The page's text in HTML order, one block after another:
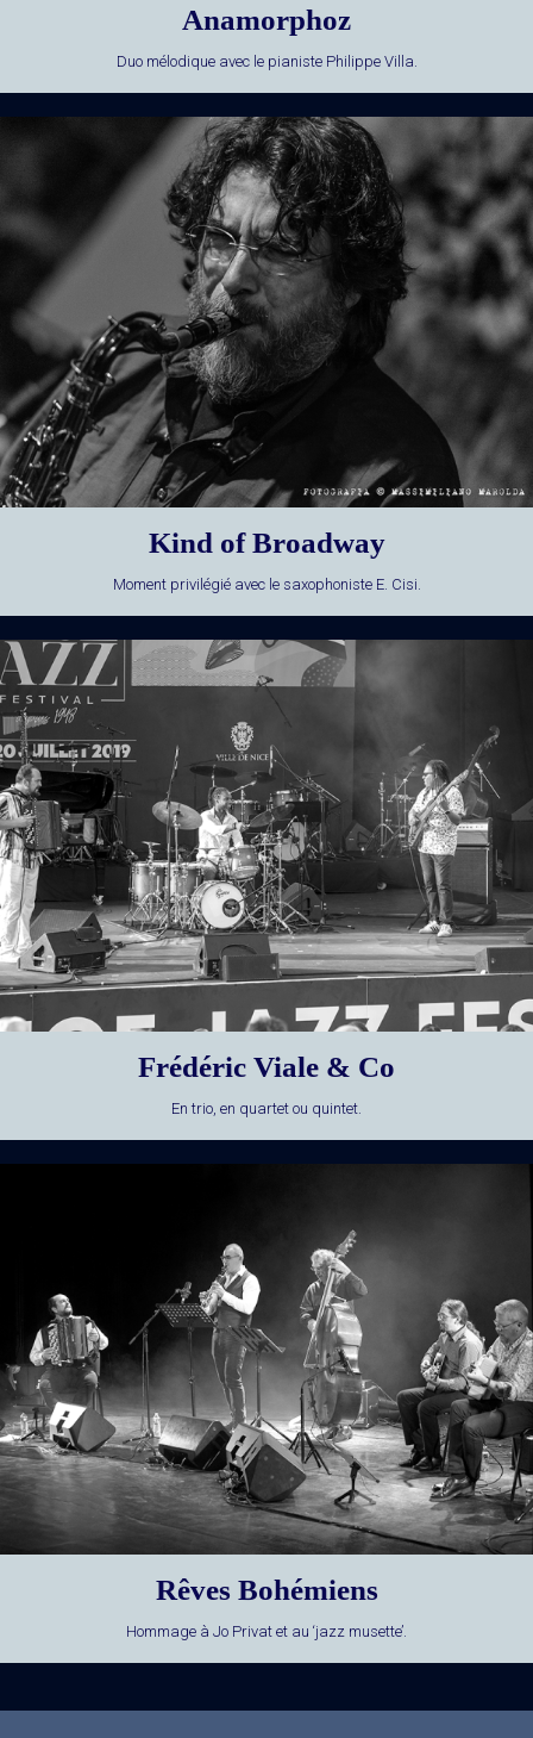
Anamorphoz
Duo mélodique avec le pianiste Philippe Villa.
Kind of Broadway
Moment privilégié avec le saxophoniste E. Cisi.
Frédéric Viale & Co
En trio, en quartet ou quintet.
Rêves Bohémiens
Hommage à Jo Privat et au ‘jazz musette’.